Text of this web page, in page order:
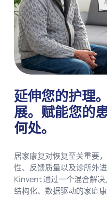
延伸您的护理
展。赋能您的
何处。
居家康复对恢复至关重要
性、反馈质量以及诊所外
Kinvent 通过一个混合解
结构化、数据驱动的家庭